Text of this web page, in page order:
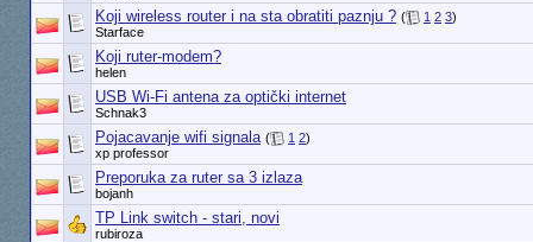
Koji wireless router i na sta obratiti paznju ? ( 1 2 3)
Starface
Koji ruter-modem?
helen
USB Wi-Fi antena za optički internet
Schnak3
Pojacavanje wifi signala ( 1 2)
xp professor
Preporuka za ruter sa 3 izlaza
bojanh
TP Link switch - stari, novi
rubiroza